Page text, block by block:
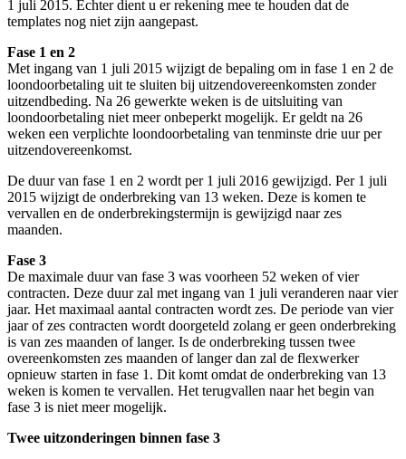
1 juli 2015. Echter dient u er rekening mee te houden dat de
templates nog niet zijn aangepast.
Fase 1 en 2
Met ingang van 1 juli 2015 wijzigt de bepaling om in fase 1 en 2 de
loondoorbetaling uit te sluiten bij uitzendovereenkomsten zonder
uitzendbeding. Na 26 gewerkte weken is de uitsluiting van
loondoorbetaling niet meer onbeperkt mogelijk. Er geldt na 26
weken een verplichte loondoorbetaling van tenminste drie uur per
uitzendovereenkomst.
De duur van fase 1 en 2 wordt per 1 juli 2016 gewijzigd. Per 1 juli
2015 wijzigt de onderbreking van 13 weken. Deze is komen te
vervallen en de onderbrekingstermijn is gewijzigd naar zes
maanden.
Fase 3
De maximale duur van fase 3 was voorheen 52 weken of vier
contracten. Deze duur zal met ingang van 1 juli veranderen naar vier
jaar. Het maximaal aantal contracten wordt zes. De periode van vier
jaar of zes contracten wordt doorgeteld zolang er geen onderbreking
is van zes maanden of langer. Is de onderbreking tussen twee
overeenkomsten zes maanden of langer dan zal de flexwerker
opnieuw starten in fase 1. Dit komt omdat de onderbreking van 13
weken is komen te vervallen. Het terugvallen naar het begin van
fase 3 is niet meer mogelijk.
Twee uitzonderingen binnen fase 3